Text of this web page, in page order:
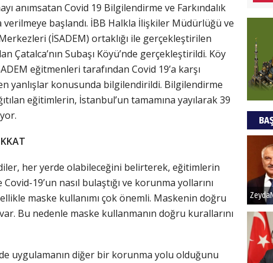
anımsatan Covid 19 Bilgilendirme ve Farkındalık
başlandı. İBB Halkla İlişkiler Müdürlüğü ve
(İSADEM) ortaklığı ile gerçekleştirilen
Çatalca’nın Subaşı Köyü’nde gerçekleştirildi. Köy
eğitmenleri tarafından Covid 19’a karşı
yanlışlar konusunda bilgilendirildi. Bilgilendirme
eğitimlerin, İstanbul’un tamamına yayılarak 39
her yerde olabileceğini belirterek, eğitimlerin
19’un nasıl bulaştığı ve korunma yollarını
maske kullanımı çok önemli. Maskenin doğru
Bu nedenle maske kullanmanın doğru kurallarını
uygulamanın diğer bir korunma yolu olduğunu
Bu